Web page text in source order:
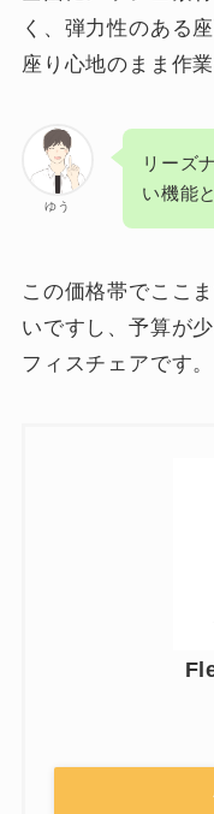
く、弾力性のある
座り心地のまま作
ゆう
リーズ
い機能
この価格帯でここ
いですし、予算が
フィスチェアです。